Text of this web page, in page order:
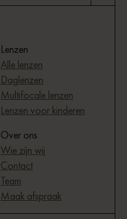
Lenzen
Alle lenzen
Daglenzen
Multifocale lenzen
Lenzen voor kinderen
Over ons
Wie zijn wij
Contact
Team
Maak afspraak